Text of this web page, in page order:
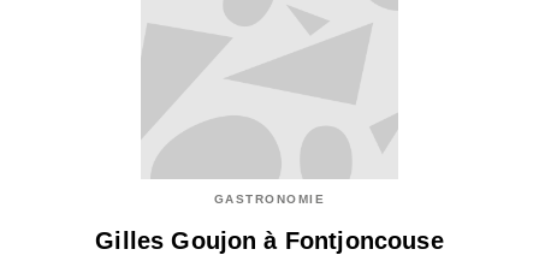
GASTRONOMIE
Gilles Goujon à Fontjoncouse